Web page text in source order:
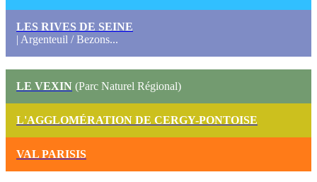
LES RIVES DE SEINE
| Argenteuil / Bezons...
LE VEXIN (Parc Naturel Régional)
L'AGGLOMÉRATION DE CERGY-PONTOISE
VAL PARISIS